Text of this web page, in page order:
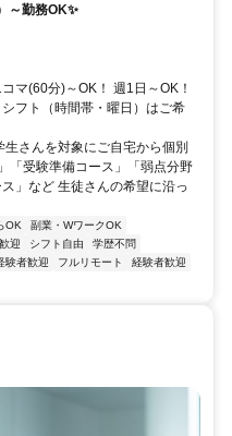
～勤務OK✨
マ(60分)～OK！ 週1日～OK！
フト（時間帯・曜日）はご希
さんを対象にご自宅から個別
「受験準備コース」「弱点分野
」など 生徒さんの希望に沿っ
OK
副業・WワークOK
迎 シフト自由
学歴不問
験者歓迎 フルリモート
経験者歓迎